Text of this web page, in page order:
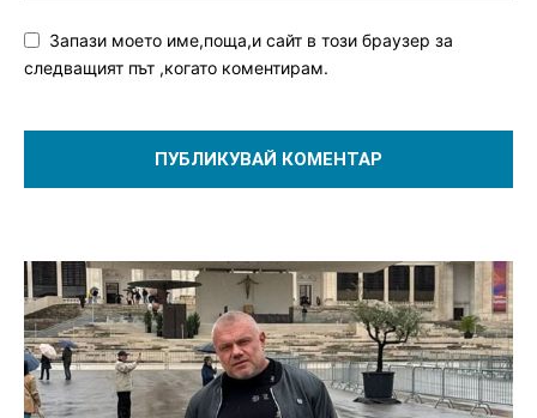
Запази моето име,поща,и сайт в този браузер за
следващият път ,когато коментирам.